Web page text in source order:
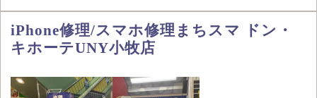
iPhone修理/スマホ修理まちスマ ドン・
キホーテUNY小牧店